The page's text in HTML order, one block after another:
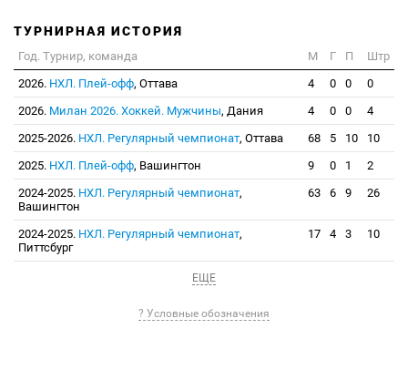
ТУРНИРНАЯ ИСТОРИЯ
Год. Турнир, команда М Г П
Штр
2026. НХЛ. Плей-офф, Оттава 4 0 0
0
2026. Милан 2026. Хоккей. Мужчины, Дания 4 0 0
4
2025-2026. НХЛ. Регулярный чемпионат, Оттава 68 5 10
10
2025. НХЛ. Плей-офф, Вашингтон 9 0 1
2
2024-2025. НХЛ. Регулярный чемпионат,
Вашингтон
63 6 9 26
2024-2025. НХЛ. Регулярный чемпионат,
Питтсбург
17 4 3 10
ЕЩЕ
? Условные обозначения